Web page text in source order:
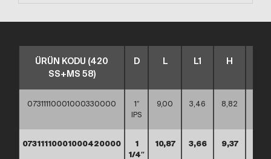
ÜRÜN KODU (420
SS+MS 58)
D L L1 H
07311110001000330000
1″
IPS
9,00 3,46 8,82
07311110001000420000
1
1/4″
10,87 3,66 9,37